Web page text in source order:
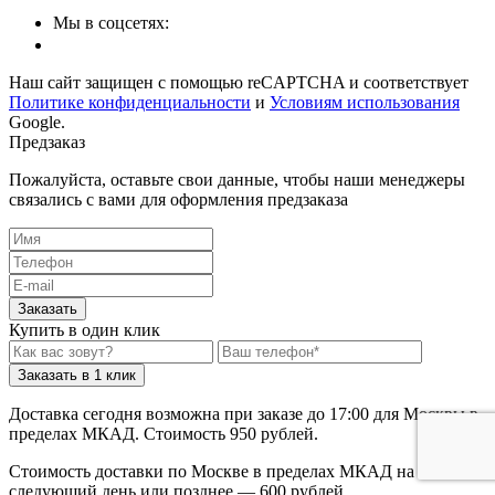
Мы в соцсетях:
Наш сайт защищен с помощью reCAPTCHA и соответствует
Политике конфиденциальности и Условиям использования
Google.
Предзаказ
Пожалуйста, оставьте свои данные, чтобы наши менеджеры
связались с вами для оформления предзаказа
Заказать
Купить в один клик
Заказать в 1 клик
Доставка сегодня возможна при заказе до 17:00 для Москвы в
пределах МКАД. Стоимость 950 рублей.
Стоимость доставки по Москве в пределах МКАД на
следующий день или позднее — 600 рублей.